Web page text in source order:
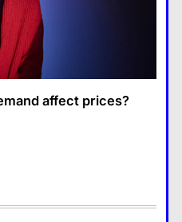
benefits of
in lifestyle?
affect prices?